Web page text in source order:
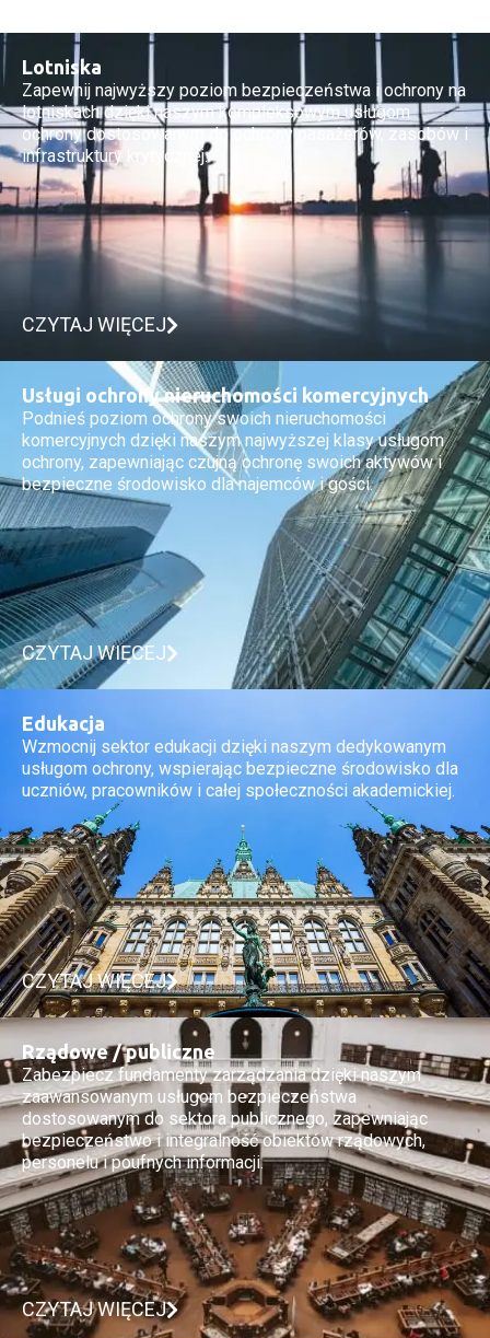
Lotniska
Zapewnij najwyższy poziom bezpieczeństwa i ochrony na
lotniskach dzięki naszym kompleksowym usługom
ochrony dostosowanym do ochrony pasażerów, zasobów i
infrastruktury krytycznej.
CZYTAJ WIĘCEJ
Usługi ochrony nieruchomości komercyjnych
Podnieś poziom ochrony swoich nieruchomości
komercyjnych dzięki naszym najwyższej klasy usługom
ochrony, zapewniając czujną ochronę swoich aktywów i
bezpieczne środowisko dla najemców i gości.
CZYTAJ WIĘCEJ
Edukacja
Wzmocnij sektor edukacji dzięki naszym dedykowanym
usługom ochrony, wspierając bezpieczne środowisko dla
uczniów, pracowników i całej społeczności akademickiej.
CZYTAJ WIĘCEJ
Rządowe / publiczne
Zabezpiecz fundamenty zarządzania dzięki naszym
zaawansowanym usługom bezpieczeństwa
dostosowanym do sektora publicznego, zapewniając
bezpieczeństwo i integralność obiektów rządowych,
personelu i poufnych informacji.
CZYTAJ WIĘCEJ